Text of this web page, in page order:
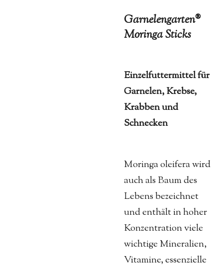
Garnelengarten®
Moringa Sticks
Einzelfuttermittel für
Garnelen, Krebse,
Krabben und
Schnecken
Moringa oleifera wird
auch als Baum des
Lebens bezeichnet
und enthält in hoher
Konzentration viele
wichtige Mineralien,
Vitamine, essenzielle